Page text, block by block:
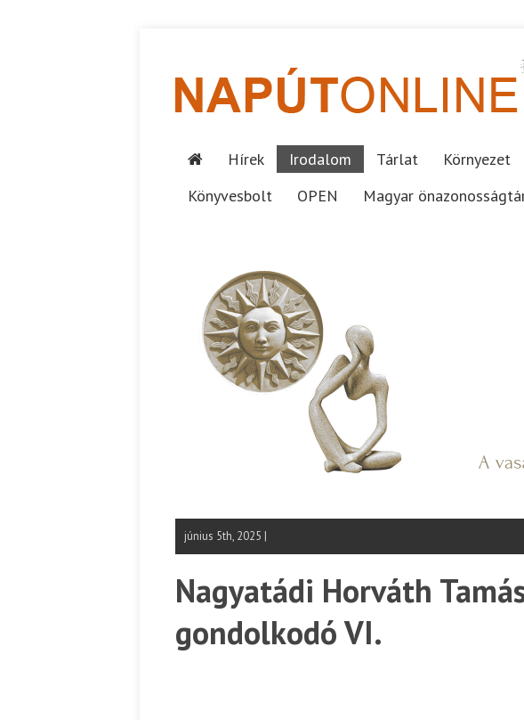
Hírek Irodalom Tárlat Környezet
Könyvesbolt
OPEN Magyar
június 5th, 2025 |
Nagyatádi Horváth
gondolkodó VI.